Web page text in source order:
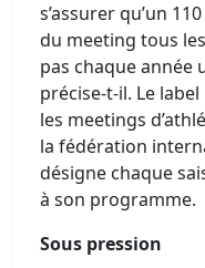
s’assurer qu’un
du meeting tous
pas chaque année
précise-t-il. Le
les meetings
la fédération
désigne chaque
à son programme.
Sous pression